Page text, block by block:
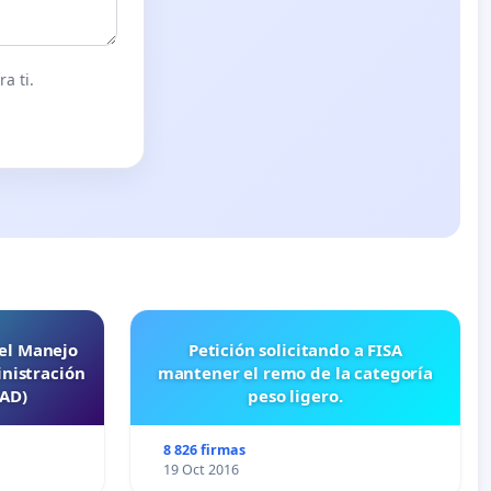
ti.
Manejo
Petición solicitando a FISA
mantener el remo de la categoría
peso ligero.
8 826 firmas
19 Oct 2016